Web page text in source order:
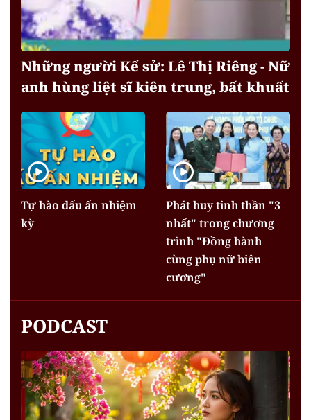
Những người Kể sử: Lê Thị Riêng - Nữ
anh hùng liệt sĩ kiên trung, bất khuất
Tự hào dấu ấn nhiệm
kỳ
Phát huy tinh thần "3
nhất" trong chương
trình "Đồng hành
cùng phụ nữ biên
cương"
PODCAST